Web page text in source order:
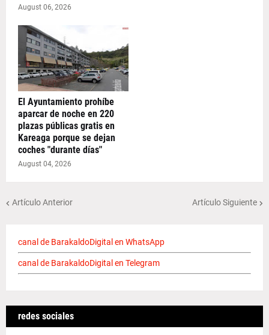
August 06, 2026
El Ayuntamiento prohíbe
aparcar de noche en 220
plazas públicas gratis en
Kareaga porque se dejan
coches "durante días"
August 04, 2026
Artículo Anterior Artículo Siguiente
canal de BarakaldoDigital en WhatsApp
canal de BarakaldoDigital en Telegram
redes sociales